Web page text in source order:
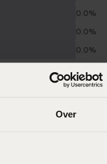
Over
0.0%
0.0%
0.0%
van